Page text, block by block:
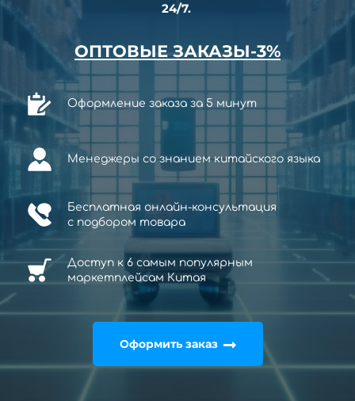
24/7.
ОПТОВЫЕ ЗАКАЗЫ-3%
Оформление заказа за 5 минут
Менеджеры со знанием китайского языка
Бесплатная онлайн-консультация
с подбором товара
Доступ к 6 самым популярным
маркетплейсам Китая
Оформить заказ